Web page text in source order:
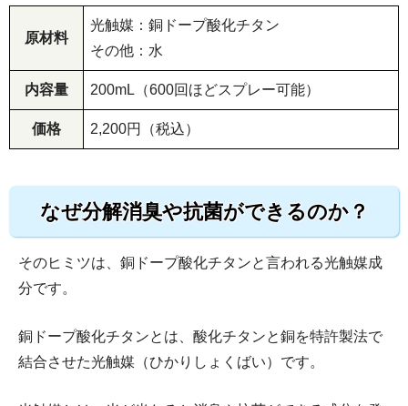
原材料
光触媒：銅ドープ酸化チタン
その他：水
内容量 200mL（600回ほどスプレー可能）
価格 2,200円（税込）
なぜ分解消臭や抗菌ができるのか？
そのヒミツは、銅ドープ酸化チタンと言われる光触媒成
分です。
銅ドープ酸化チタンとは、酸化チタンと銅を特許製法で
結合させた光触媒（ひかりしょくばい）です。